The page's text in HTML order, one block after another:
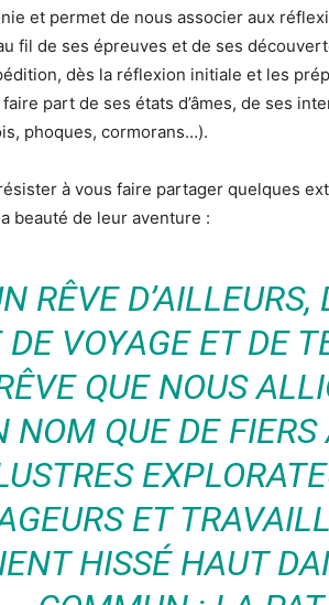
et permet de nous associer aux
fil de ses épreuves et de ses
dès la réflexion initiale et les
part de ses états d’âmes, de ses
phoques, cormorans…).
à vous faire partager quelques
beauté de leur aventure :
RÊVE D’AILLEURS,
DE VOYAGE ET DE
QUE NOUS
NOM QUE DE
ET
HISSÉ HAUT